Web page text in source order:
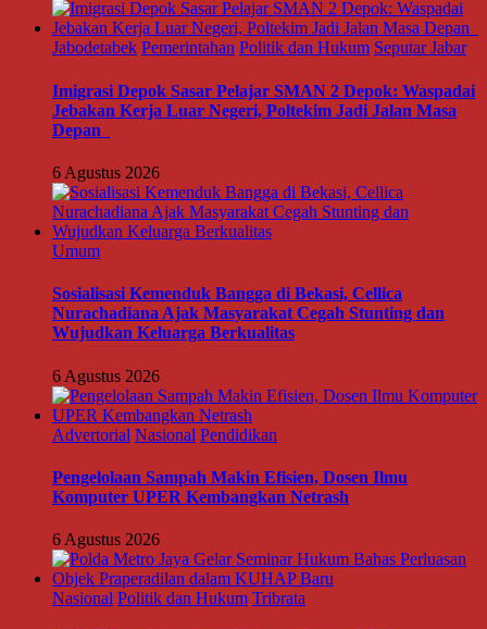
Jabodetabek Pemerintahan Politik dan Hukum Seputar Jabar
Imigrasi Depok Sasar Pelajar SMAN 2 Depok: Waspadai
Jebakan Kerja Luar Negeri, Poltekim Jadi Jalan Masa
Depan
6 Agustus 2026
Umum
Sosialisasi Kemenduk Bangga di Bekasi, Cellica
Nurachadiana Ajak Masyarakat Cegah Stunting dan
Wujudkan Keluarga Berkualitas
6 Agustus 2026
Advertorial Nasional Pendidikan
Pengelolaan Sampah Makin Efisien, Dosen Ilmu
Komputer UPER Kembangkan Netrash
6 Agustus 2026
Nasional Politik dan Hukum Tribrata